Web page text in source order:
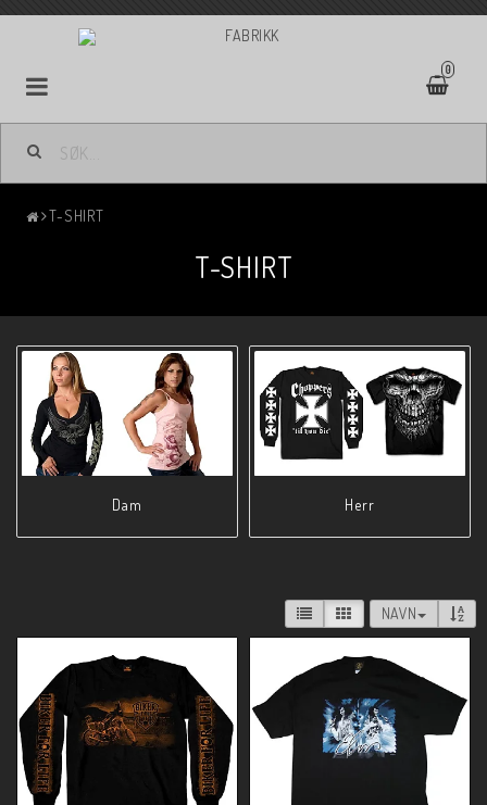
0
T-SHIRT
T-SHIRT
Dam Herr
NAVN